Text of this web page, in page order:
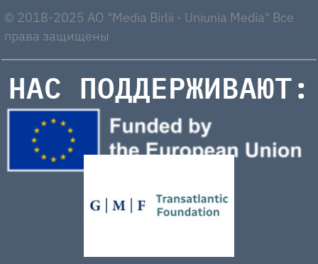
© 2018-2025 AO "Media Birlii - Uniunia Media" Все
права защищены
НАС ПОДДЕРЖИВАЮТ: